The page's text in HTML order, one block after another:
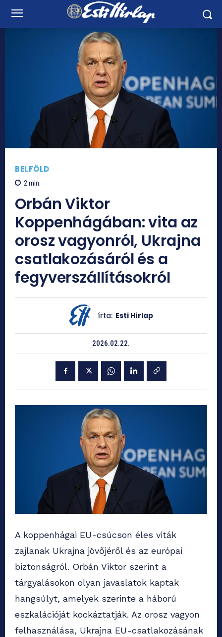
BELFÖLD
2min.
Orbán Viktor
Koppenhágában: vita az
orosz vagyonról, Ukrajna
csatlakozásáról és a
fegyverszállításokról
írta: Esti Hírlap
2026.02.22.
A koppenhágai EU-csúcson éles viták
zajlanak Ukrajna jövőjéről és az európai
biztonságról. Orbán Viktor szerint a
tárgyalásokon olyan javaslatok kaptak
hangsúlyt, amelyek szerinte a háború
eszkalációját kockáztatják. Az orosz vagyon
felhasználása, Ukrajna EU-csatlakozásának